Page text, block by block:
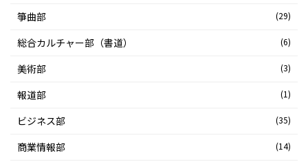
箏曲部 (29)
総合カルチャー部（書道） (6)
美術部 (3)
報道部 (1)
ビジネス部 (35)
商業情報部 (14)